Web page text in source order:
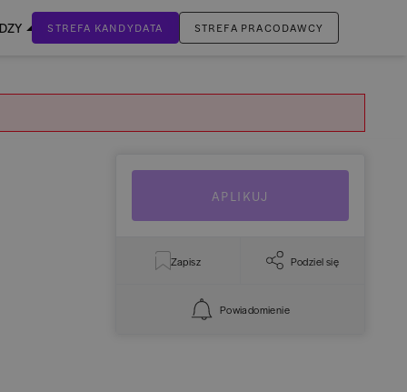
STREFA KANDYDATA STREFA PRACODAWCY
APLIKUJ
Zapisz Podziel się
Powiadomienie